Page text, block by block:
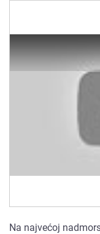
Na najvećoj